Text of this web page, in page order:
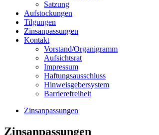
Satzung
Aufstockungen
Tilgungen
Zinsanpassungen
Kontakt
Vorstand/Organigramm
Aufsichtsrat
Impressum
Haftungsausschluss
Hinweisgebersystem
Barrierefreiheit
Zinsanpassungen
Zinsanpassungen